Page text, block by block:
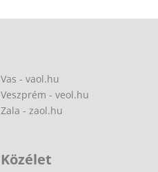
Vas - vaol.hu
Veszprém - veol.hu
Zala - zaol.hu
Közélet